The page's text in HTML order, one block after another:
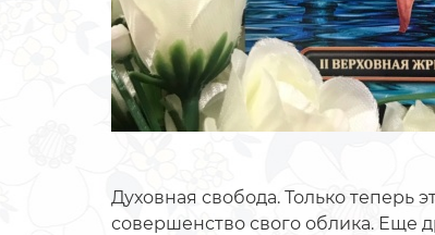
Духовная свобода. Только теперь
совершенство свого облика. Еще